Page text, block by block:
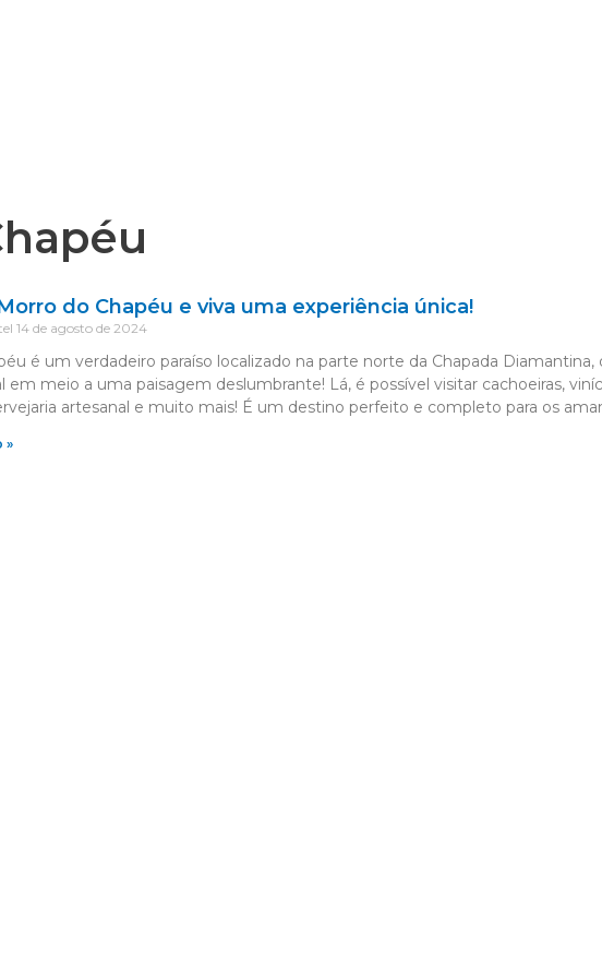
do Chapéu e viva uma experiência única!
14 de agosto de 2024
é um verdadeiro paraíso localizado na parte norte da Chapada
em meio a uma paisagem deslumbrante! Lá, é possível visitar cachoeiras,
artesanal e muito mais! É um destino perfeito e completo para os
»